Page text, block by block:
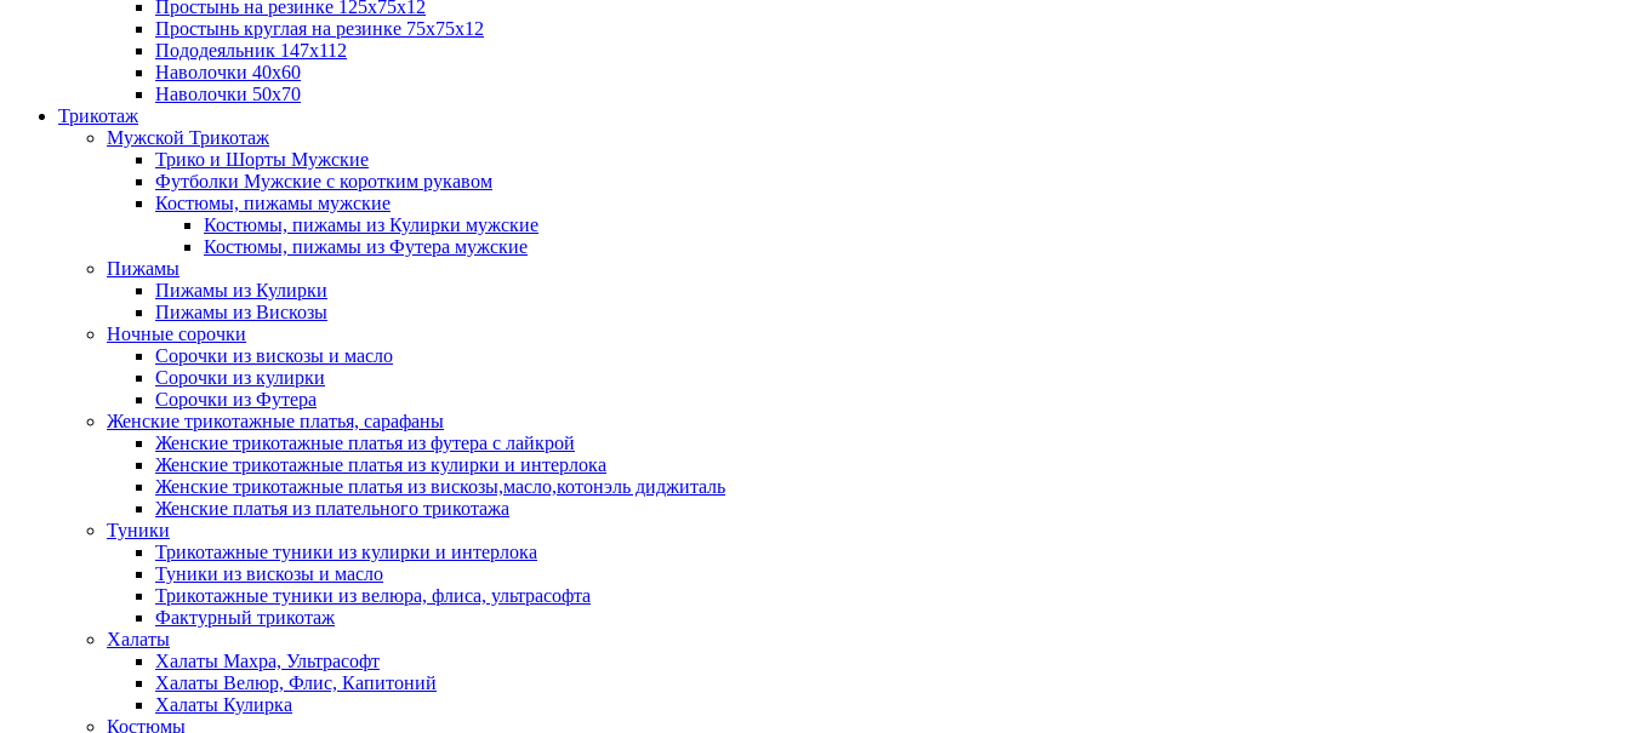
Простынь на резинке 125х75х12
Простынь круглая на резинке 75х75х12
Пододеяльник 147х112
Наволочки 40х60
Наволочки 50х70
Трикотаж
Мужской Трикотаж
Трико и Шорты Мужские
Футболки Мужские с коротким рукавом
Костюмы, пижамы мужские
Костюмы, пижамы из Кулирки мужские
Костюмы, пижамы из Футера мужские
Пижамы
Пижамы из Кулирки
Пижамы из Вискозы
Ночные сорочки
Сорочки из вискозы и масло
Сорочки из кулирки
Сорочки из Футера
Женские трикотажные платья, сарафаны
Женские трикотажные платья из футера с лайкрой
Женские трикотажные платья из кулирки и интерлока
Женские трикотажные платья из вискозы,масло,котонэль диджиталь
Женские платья из плательного трикотажа
Туники
Трикотажные туники из кулирки и интерлока
Туники из вискозы и масло
Трикотажные туники из велюра, флиса, ультрасофта
Фактурный трикотаж
Халаты
Халаты Махра, Ультрасофт
Халаты Велюр, Флис, Капитоний
Халаты Кулирка
Костюмы